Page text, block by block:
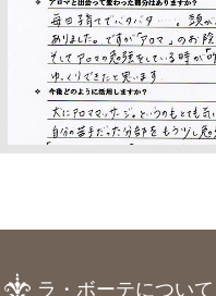
ラ・ボーテについて